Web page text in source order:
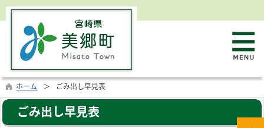
ホーム ごみ出し早見表
ごみ出し早見表